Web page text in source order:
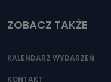
ZOBACZ TAKŻE
KALENDARZ WYDARZEŃ
KONTAKT